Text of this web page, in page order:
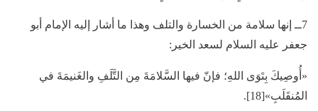
7ــ إنها سلامة من الخسارة والتلف وهذا ما أشار إليه الإمام أبو
جعفر عليه السلام لسعد الخير:
«أُوصِيكَ بِتَوَى اللهِ؛ فإنّ فيها السَّلامَةَ مِن التَّلَفِ والغَنيمَةَ في
المُنقَلَبِ»[18].